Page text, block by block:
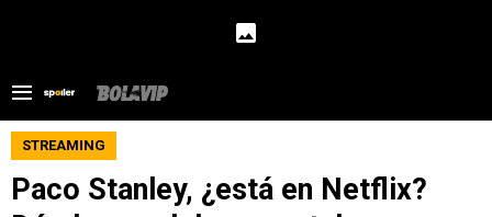
STREAMING
Paco Stanley, ¿está en Netflix?